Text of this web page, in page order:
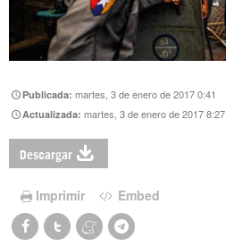
Publicada:martes, 3 de enero de 2017 0:41
Actualizada:martes, 3 de enero de 2017 8:27
Descargar
Imprimir Embed